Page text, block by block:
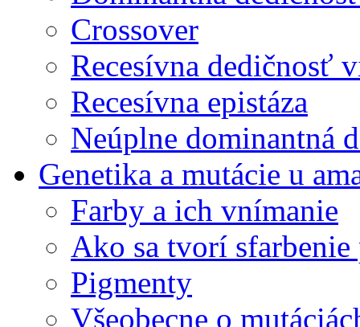
Crossover
Recesívna dedičnosť
Recesívna epistáza
Neúplne dominantná
Genetika a mutácie u
Farby a ich vnímanie
Ako sa tvorí sfarbenie
Pigmenty
Všeobecne o